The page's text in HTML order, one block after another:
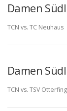
Damen
TCN vs. TC Neuhaus
Damen
TCN vs. TSV Otterfing